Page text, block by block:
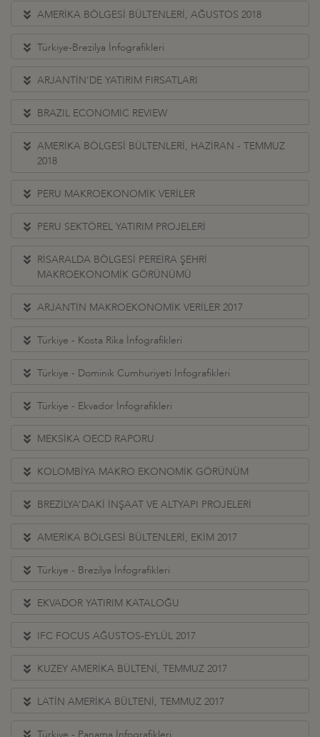
AMERİKA BÖLGESİ BÜLTENLERİ, AĞUSTOS 2018
Türkiye-Brezilya İnfografikleri
ARJANTİN’DE YATIRIM FIRSATLARI
BRAZIL ECONOMIC REVIEW
AMERİKA BÖLGESİ BÜLTENLERİ, HAZİRAN - TEMMUZ
2018
PERU MAKROEKONOMİK VERİLER
PERU SEKTÖREL YATIRIM PROJELERİ
RİSARALDA BÖLGESİ PEREİRA ŞEHRİ
MAKROEKONOMİK GÖRÜNÜMÜ
ARJANTİN MAKROEKONOMİK VERİLER 2017
Türkiye - Kosta Rika İnfografikleri
Türkiye - Dominik Cumhuriyeti İnfografikleri
Türkiye - Ekvador İnfografikleri
MEKSİKA OECD RAPORU
KOLOMBİYA MAKRO EKONOMİK GÖRÜNÜM
BREZİLYA’DAKİ İNŞAAT VE ALTYAPI PROJELERİ
AMERİKA BÖLGESİ BÜLTENLERİ, EKİM 2017
Türkiye - Brezilya İnfografikleri
EKVADOR YATIRIM KATALOĞU
IFC FOCUS AĞUSTOS-EYLÜL 2017
KUZEY AMERİKA BÜLTENİ, TEMMUZ 2017
LATİN AMERİKA BÜLTENİ, TEMMUZ 2017
Türkiye - Panama İnfografikleri